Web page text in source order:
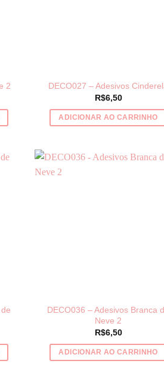
2
DECO027 – Adesivos
R$6,50
ADICIONAR AO CARRINHO
DECO036 – Adesivos Branca
Neve 2
R$6,50
ADICIONAR AO CARRINHO